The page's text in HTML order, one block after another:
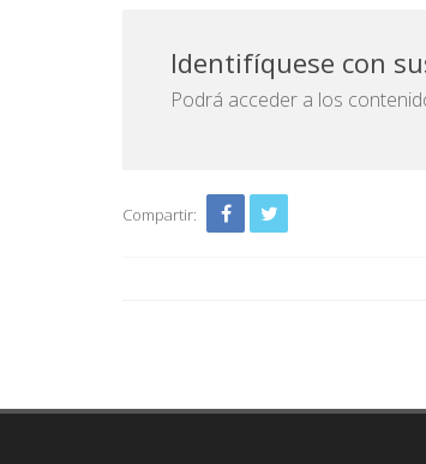
Identifíquese con
Podrá acceder a los
Compartir: